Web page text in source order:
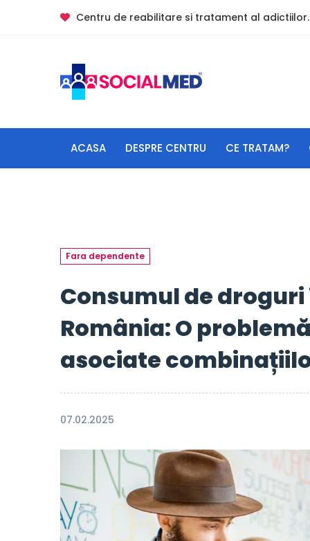
Centru de reabilitare si tratament al adictiilor.
ACASA DESPRE CENTRU CE TRATAM?
Fara dependente
Consumul de
România: O
asociate
07.02.2025